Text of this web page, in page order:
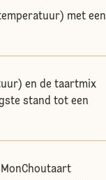
met een
en de taartmix
stand tot een